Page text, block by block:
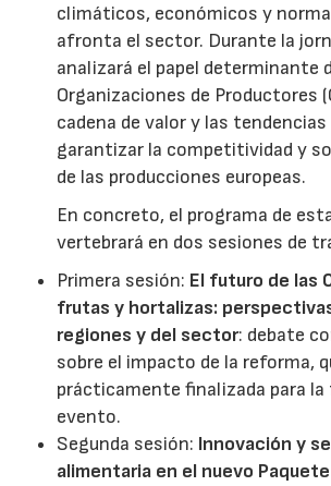
climáticos, económicos y
afronta el sector. Durante la
analizará el papel determinante
Organizaciones de Productores
cadena de valor y las tendencias
garantizar la competitividad y
de las producciones europeas.
En concreto, el programa de
vertebrará en dos sesiones de
Primera sesión: El futuro de las
frutas y hortalizas:
regiones y del sector: debate
sobre el impacto de la reforma,
prácticamente finalizada para la
evento.
Segunda sesión: Innovación y
alimentaria en el nuevo